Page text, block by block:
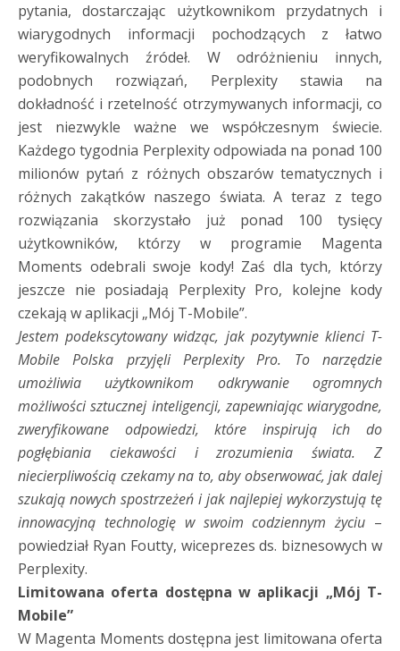
pytania, dostarczając użytkownikom przydatnych i
wiarygodnych informacji pochodzących z łatwo
weryfikowalnych źródeł. W odróżnieniu innych,
podobnych rozwiązań, Perplexity stawia na
dokładność i rzetelność otrzymywanych informacji, co
jest niezwykle ważne we współczesnym świecie.
Każdego tygodnia Perplexity odpowiada na ponad 100
milionów pytań z różnych obszarów tematycznych i
różnych zakątków naszego świata. A teraz z tego
rozwiązania skorzystało już ponad 100 tysięcy
użytkowników, którzy w programie Magenta
Moments odebrali swoje kody! Zaś dla tych, którzy
jeszcze nie posiadają Perplexity Pro, kolejne kody
czekają w aplikacji „Mój T-Mobile”.
Jestem podekscytowany widząc, jak pozytywnie klienci T-
Mobile Polska przyjęli Perplexity Pro. To narzędzie
umożliwia użytkownikom odkrywanie ogromnych
możliwości sztucznej inteligencji, zapewniając wiarygodne,
zweryfikowane odpowiedzi, które inspirują ich do
pogłębiania ciekawości i zrozumienia świata. Z
niecierpliwością czekamy na to, aby obserwować, jak dalej
szukają nowych spostrzeżeń i jak najlepiej wykorzystują tę
innowacyjną technologię w swoim codziennym życiu –
powiedział Ryan Foutty, wiceprezes ds. biznesowych w
Perplexity.
Limitowana oferta dostępna w aplikacji „Mój T-
Mobile”
W Magenta Moments dostępna jest limitowana oferta